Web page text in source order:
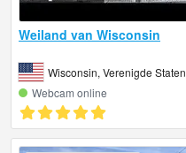
Weiland van Wisconsin
Wisconsin, Verenigde Staten
Webcam online